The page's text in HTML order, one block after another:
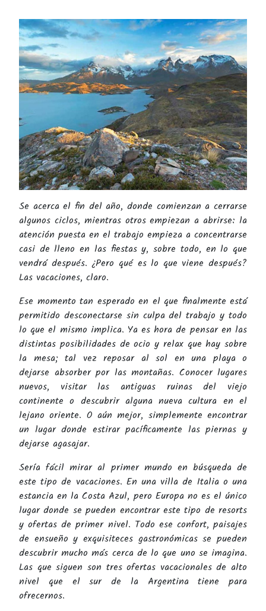
Se acerca el fin del año, donde comienzan a cerrarse
algunos ciclos, mientras otros empiezan a abrirse: la
atención puesta en el trabajo empieza a concentrarse
casi de lleno en las fiestas y, sobre todo, en lo que
vendrá después. ¿Pero qué es lo que viene después?
Las vacaciones, claro.
Ese momento tan esperado en el que finalmente está
permitido desconectarse sin culpa del trabajo y todo
lo que el mismo implica. Ya es hora de pensar en las
distintas posibilidades de ocio y relax que hay sobre
la mesa; tal vez reposar al sol en una playa o
dejarse absorber por las montañas. Conocer lugares
nuevos, visitar las antiguas ruinas del viejo
continente o descubrir alguna nueva cultura en el
lejano oriente. O aún mejor, simplemente encontrar
un lugar donde estirar pacíficamente las piernas y
dejarse agasajar.
Sería fácil mirar al primer mundo en búsqueda de
este tipo de vacaciones. En una villa de Italia o una
estancia en la Costa Azul, pero Europa no es el único
lugar donde se pueden encontrar este tipo de resorts
y ofertas de primer nivel. Todo ese confort, paisajes
de ensueño y exquisiteces gastronómicas se pueden
descubrir mucho más cerca de lo que uno se imagina.
Las que siguen son tres ofertas vacacionales de alto
nivel que el sur de la Argentina tiene para
ofrecernos.